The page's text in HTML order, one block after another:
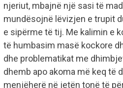
njeriut, mbajnë një sasi të
mundësojnë lëvizjen e trupit
e sipërme të tij. Me kalimin e
të humbasim masë kockore
dhe problematikat me
dhemb apo akoma më keq të
menjëherë në jetën tonë të